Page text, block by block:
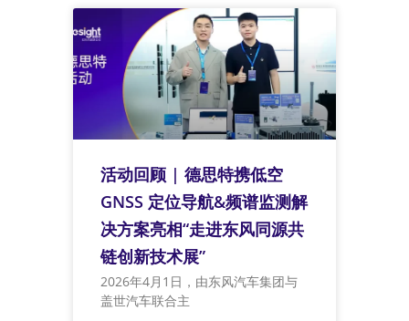
活动回顾 | 德思特携低空
GNSS 定位导航&频谱监测解
决方案亮相“走进东风同源共
链创新技术展”
2026年4月1日，由东风汽车集团与
盖世汽车联合主